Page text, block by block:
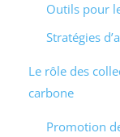
Outils pour
Stratégies
Le rôle des
carbone
Promotion